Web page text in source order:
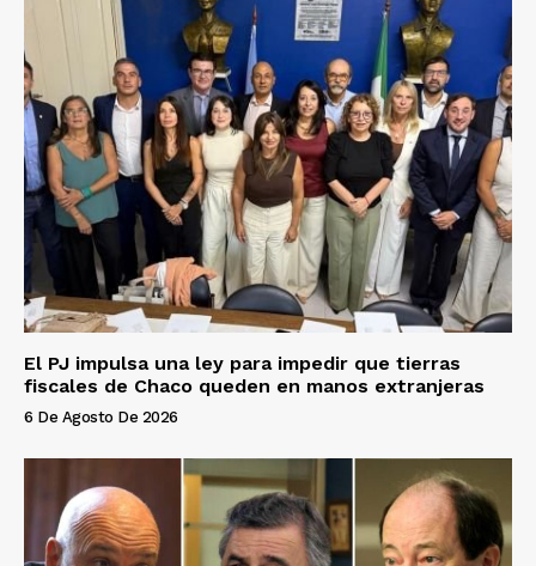
El PJ impulsa una ley para impedir que tierras
fiscales de Chaco queden en manos extranjeras
6 De Agosto De 2026